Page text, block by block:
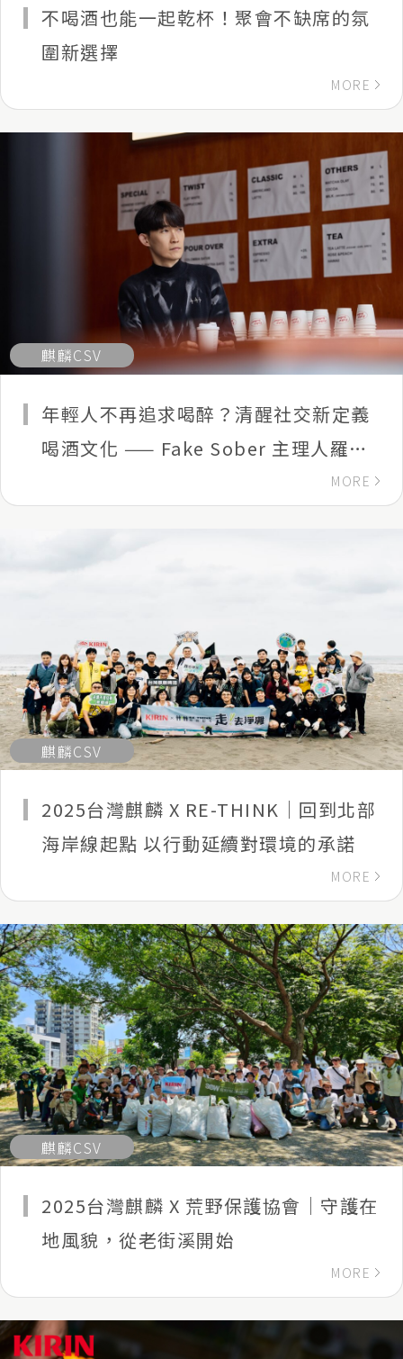
不喝酒也能一起乾杯！聚會不缺席的氛
圍新選擇
MORE
麒麟CSV
年輕人不再追求喝醉？清醒社交新定義
喝酒文化 —— Fake Sober 主理人羅伊
MORE
麒麟CSV
2025台灣麒麟 X RE-THINK｜回到北部
海岸線起點 以行動延續對環境的承諾
MORE
麒麟CSV
2025台灣麒麟 X 荒野保護協會｜守護在
地風貌，從老街溪開始
MORE